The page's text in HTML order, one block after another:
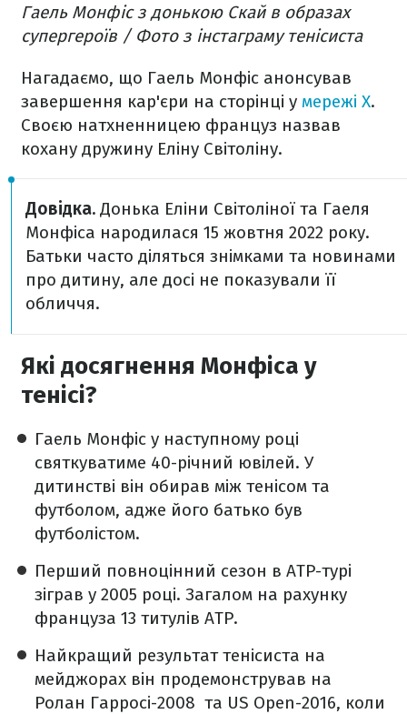
Гаель Монфіс з донькою Скай в образах
супергероїв / Фото з інстаграму тенісиста
Нагадаємо, що Гаель Монфіс анонсував
завершення кар'єри на сторінці у мережі Х.
Своєю натхненницею француз назвав
кохану дружину Еліну Світоліну.
Довідка. Донька Еліни Світоліної та Гаеля
Монфіса народилася 15 жовтня 2022 року.
Батьки часто діляться знімками та новинами
про дитину, але досі не показували її
обличчя.
Які досягнення Монфіса у
тенісі?
Гаель Монфіс у наступному році
святкуватиме 40-річний ювілей. У
дитинстві він обирав між тенісом та
футболом, адже його батько був
футболістом.
Перший повноцінний сезон в ATP-турі
зіграв у 2005 році. Загалом на рахунку
француза 13 титулів ATP.
Найкращий результат тенісиста на
мейджорах він продемонстрував на
Ролан Гарросі-2008 та US Open-2016, коли